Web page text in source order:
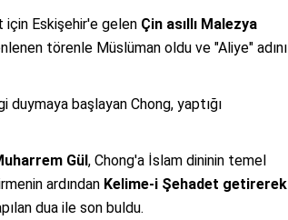
için Eskişehir'e gelen Çin asıllı Malezya
törenle Müslüman oldu ve "Aliye" adını
başlayan Chong, yaptığı
Gül, Chong'a İslam dininin temel
ardından Kelime-i Şehadet getirerek
dua ile son buldu.